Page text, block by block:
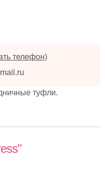
телефон)
туфли.